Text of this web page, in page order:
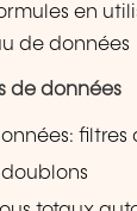
en
de données
de données
filtres
doublons